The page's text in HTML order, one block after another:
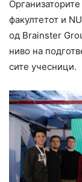
факултетот и
од Brainster
ниво на
сите учесници.